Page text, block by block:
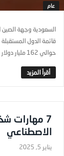
عام
قائمة الدول
حوالي 162 مليار دولار أمريكي في ...
7 مهارات
الاصطناعي
يناير 5, 2025